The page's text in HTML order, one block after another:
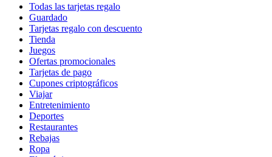
Todas las tarjetas regalo
Guardado
Tarjetas regalo con descuento
Tienda
Juegos
Ofertas promocionales
Tarjetas de pago
Cupones criptográficos
Viajar
Entretenimiento
Deportes
Restaurantes
Rebajas
Ropa